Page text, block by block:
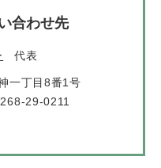
合わせ先
代表
一丁目8番1号
29-0211